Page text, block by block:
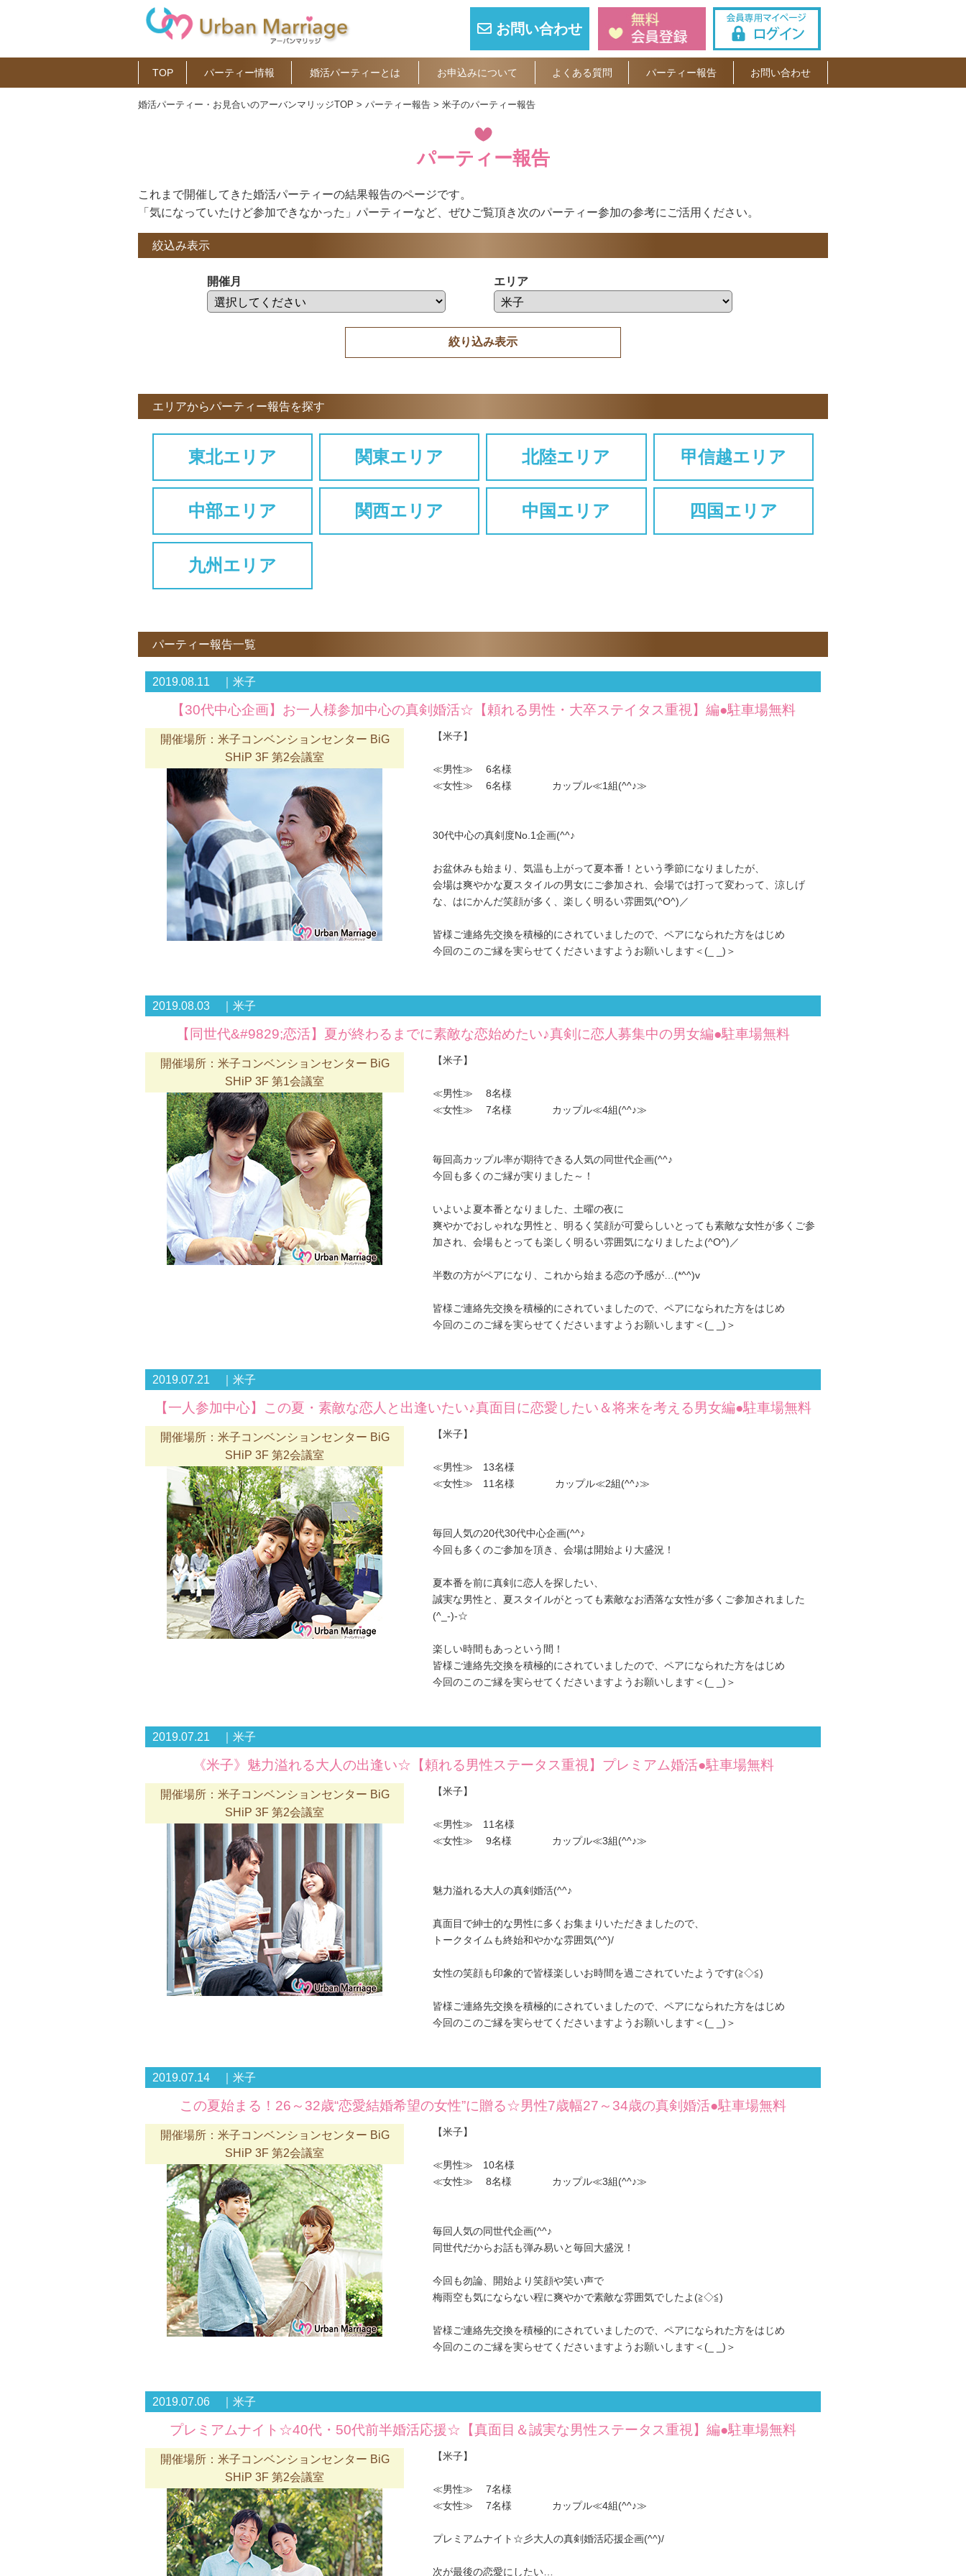
お問い合わせ
TOP パーティー情報 婚活パーティーとは お申込みについて よくある質問 パーティー報告 お問い合わせ
婚活パーティー・お見合いのアーバンマリッジTOP パーティー報告 米子のパーティー報告
パーティー報告
これまで開催してきた婚活パーティーの結果報告のページです。
「気になっていたけど参加できなかった」パーティーなど、ぜひご覧頂き次のパーティー参加の参考にご活用ください。
絞込み表示
開催月 エリア
エリアからパーティー報告を探す
東北エリア 関東エリア 北陸エリア 甲信越エリア
中部エリア 関西エリア 中国エリア 四国エリア
九州エリア
パーティー報告一覧
2019.08.11 ｜米子
【30代中心企画】お一人様参加中心の真剣婚活☆【頼れる男性・大卒ステイタス重視】編●駐車場無料
開催場所：米子コンベンションセンター BiG
SHiP 3F 第2会議室
【米子】
≪男性≫ 6名様
≪女性≫ 6名様 カップル≪1組(^^♪≫
30代中心の真剣度No.1企画(^^♪
お盆休みも始まり、気温も上がって夏本番！という季節になりましたが、
会場は爽やかな夏スタイルの男女にご参加され、会場では打って変わって、涼しげ
な、はにかんだ笑顔が多く、楽しく明るい雰囲気(^O^)／
皆様ご連絡先交換を積極的にされていましたので、ペアになられた方をはじめ
今回のこのご縁を実らせてくださいますようお願いします＜(_ _)＞
2019.08.03 ｜米子
【同世代&#9829;恋活】夏が終わるまでに素敵な恋始めたい♪真剣に恋人募集中の男女編●駐車場無料
開催場所：米子コンベンションセンター BiG
SHiP 3F 第1会議室
【米子】
≪男性≫ 8名様
≪女性≫ 7名様 カップル≪4組(^^♪≫
毎回高カップル率が期待できる人気の同世代企画(^^♪
今回も多くのご縁が実りました～！
いよいよ夏本番となりました、土曜の夜に
爽やかでおしゃれな男性と、明るく笑顔が可愛らしいとっても素敵な女性が多くご参
加され、会場もとっても楽しく明るい雰囲気になりましたよ(^O^)／
半数の方がペアになり、これから始まる恋の予感が…(*^^)v
皆様ご連絡先交換を積極的にされていましたので、ペアになられた方をはじめ
今回のこのご縁を実らせてくださいますようお願いします＜(_ _)＞
2019.07.21 ｜米子
【一人参加中心】この夏・素敵な恋人と出逢いたい♪真面目に恋愛したい＆将来を考える男女編●駐車場無料
開催場所：米子コンベンションセンター BiG
SHiP 3F 第2会議室
【米子】
≪男性≫ 13名様
≪女性≫ 11名様 カップル≪2組(^^♪≫
毎回人気の20代30代中心企画(^^♪
今回も多くのご参加を頂き、会場は開始より大盛況！
夏本番を前に真剣に恋人を探したい、
誠実な男性と、夏スタイルがとっても素敵なお洒落な女性が多くご参加されました
(^_-)-☆
楽しい時間もあっという間！
皆様ご連絡先交換を積極的にされていましたので、ペアになられた方をはじめ
今回のこのご縁を実らせてくださいますようお願いします＜(_ _)＞
2019.07.21 ｜米子
《米子》魅力溢れる大人の出逢い☆【頼れる男性ステータス重視】プレミアム婚活●駐車場無料
開催場所：米子コンベンションセンター BiG
SHiP 3F 第2会議室
【米子】
≪男性≫ 11名様
≪女性≫ 9名様 カップル≪3組(^^♪≫
魅力溢れる大人の真剣婚活(^^♪
真面目で紳士的な男性に多くお集まりいただきましたので、
トークタイムも終始和やかな雰囲気(^^)/
女性の笑顔も印象的で皆様楽しいお時間を過ごされていたようです(≧◇≦)
皆様ご連絡先交換を積極的にされていましたので、ペアになられた方をはじめ
今回のこのご縁を実らせてくださいますようお願いします＜(_ _)＞
2019.07.14 ｜米子
この夏始まる！26～32歳“恋愛結婚希望の女性”に贈る☆男性7歳幅27～34歳の真剣婚活●駐車場無料
開催場所：米子コンベンションセンター BiG
SHiP 3F 第2会議室
【米子】
≪男性≫ 10名様
≪女性≫ 8名様 カップル≪3組(^^♪≫
毎回人気の同世代企画(^^♪
同世代だからお話も弾み易いと毎回大盛況！
今回も勿論、開始より笑顔や笑い声で
梅雨空も気にならない程に爽やかで素敵な雰囲気でしたよ(≧◇≦)
皆様ご連絡先交換を積極的にされていましたので、ペアになられた方をはじめ
今回のこのご縁を実らせてくださいますようお願いします＜(_ _)＞
2019.07.06 ｜米子
プレミアムナイト☆40代・50代前半婚活応援☆【真面目＆誠実な男性ステータス重視】編●駐車場無料
開催場所：米子コンベンションセンター BiG
SHiP 3F 第2会議室
【米子】
≪男性≫ 7名様
≪女性≫ 7名様 カップル≪4組(^^♪≫
プレミアムナイト☆彡大人の真剣婚活応援企画(^^)/
次が最後の恋愛にしたい…